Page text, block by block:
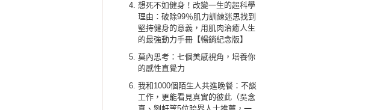
想死不如健身！改變一生的超科學
理由：破除99％肌力訓練迷思找到
堅持健身的意義，用肌肉治癒人生
的最強動力手冊【暢銷紀念版】
莫內思考：七個美感視角，培養你
的感性直覺力
我和1000個陌生人共進晚餐：不談
工作，更能看見真實的彼此（吳念